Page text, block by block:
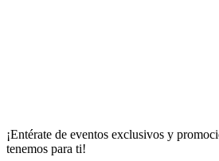
¡Entérate de eventos exclusivos y
tenemos para ti!